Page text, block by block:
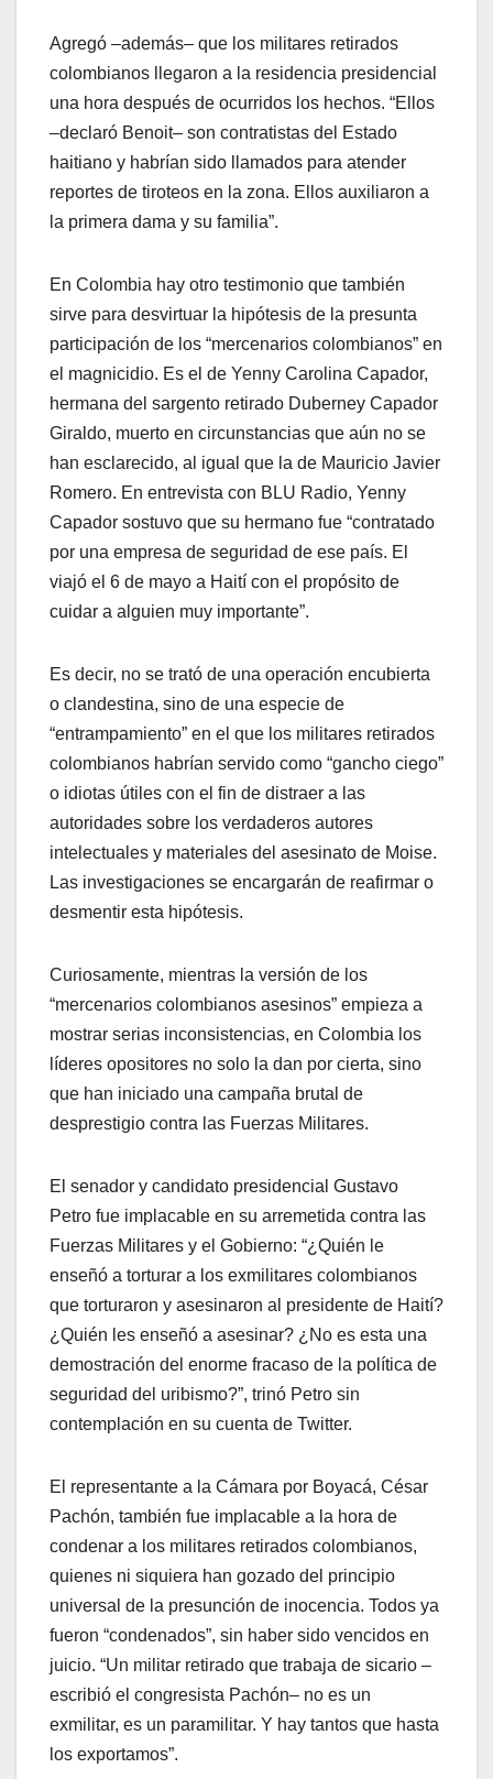
Agregó –además– que los militares retirados
colombianos llegaron a la residencia presidencial
una hora después de ocurridos los hechos. “Ellos
–declaró Benoit– son contratistas del Estado
haitiano y habrían sido llamados para atender
reportes de tiroteos en la zona. Ellos auxiliaron a
la primera dama y su familia”.
En Colombia hay otro testimonio que también
sirve para desvirtuar la hipótesis de la presunta
participación de los “mercenarios colombianos” en
el magnicidio. Es el de Yenny Carolina Capador,
hermana del sargento retirado Duberney Capador
Giraldo, muerto en circunstancias que aún no se
han esclarecido, al igual que la de Mauricio Javier
Romero. En entrevista con BLU Radio, Yenny
Capador sostuvo que su hermano fue “contratado
por una empresa de seguridad de ese país. El
viajó el 6 de mayo a Haití con el propósito de
cuidar a alguien muy importante”.
Es decir, no se trató de una operación encubierta
o clandestina, sino de una especie de
“entrampamiento” en el que los militares retirados
colombianos habrían servido como “gancho ciego”
o idiotas útiles con el fin de distraer a las
autoridades sobre los verdaderos autores
intelectuales y materiales del asesinato de Moise.
Las investigaciones se encargarán de reafirmar o
desmentir esta hipótesis.
Curiosamente, mientras la versión de los
“mercenarios colombianos asesinos” empieza a
mostrar serias inconsistencias, en Colombia los
líderes opositores no solo la dan por cierta, sino
que han iniciado una campaña brutal de
desprestigio contra las Fuerzas Militares.
El senador y candidato presidencial Gustavo
Petro fue implacable en su arremetida contra las
Fuerzas Militares y el Gobierno: “¿Quién le
enseñó a torturar a los exmilitares colombianos
que torturaron y asesinaron al presidente de Haití?
¿Quién les enseñó a asesinar? ¿No es esta una
demostración del enorme fracaso de la política de
seguridad del uribismo?”, trinó Petro sin
contemplación en su cuenta de Twitter.
El representante a la Cámara por Boyacá, César
Pachón, también fue implacable a la hora de
condenar a los militares retirados colombianos,
quienes ni siquiera han gozado del principio
universal de la presunción de inocencia. Todos ya
fueron “condenados”, sin haber sido vencidos en
juicio. “Un militar retirado que trabaja de sicario –
escribió el congresista Pachón– no es un
exmilitar, es un paramilitar. Y hay tantos que hasta
los exportamos”.